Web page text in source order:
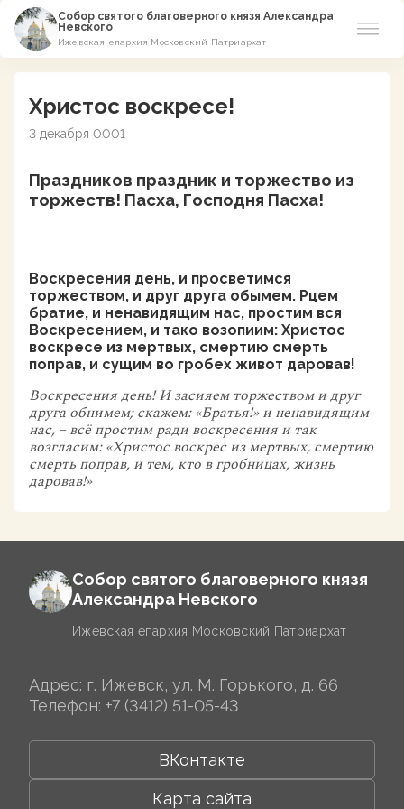
Собор святого благоверного князя Александра
Невского
Ижевская епархия Московский Патриархат
О соборе
Расписание
Пожертвование
Контакты
Христос воскресе!
3 декабря 0001
Праздников праздник и торжество из
торжеств! Пасха, Господня Пасха!
Воскресения день, и просветимся
торжеством, и друг друга обымем. Рцем
братие, и ненавидящим нас, простим вся
Воскресением, и тако возопиим: Христос
воскресе из мертвых, смертию смерть
поправ, и сущим во гробех живот даровав!
Воскресения день! И засияем торжеством и друг
друга обнимем; скажем: «Братья!» и ненавидящим
нас, – всё простим ради воскресения и так
возгласим: «Христос воскрес из мертвых, смертию
смерть поправ, и тем, кто в гробницах, жизнь
даровав!»
Собор святого благоверного князя
Александра Невского
Ижевская епархия Московский Патриархат
Адрес: г. Ижевск, ул. М. Горького, д. 66
Телефон: +7 (3412) 51-05-43
ВКонтакте
Карта сайта